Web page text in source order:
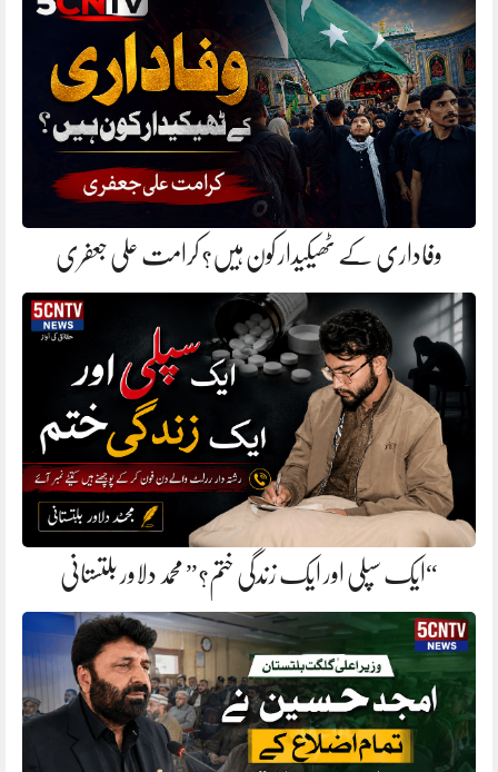
وفاداری کے ٹھیکیدار کون ہیں؟ کرامت علی جعفری
“ایک سپلی اور ایک زندگی ختم؟” محمد دلاور بلتستانی